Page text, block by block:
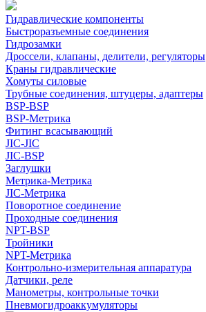
Гидравлические компоненты
Быстроразъемные соединения
Гидрозамки
Дроссели, клапаны, делители, регуляторы
Краны гидравлические
Хомуты силовые
Трубные соединения, штуцеры, адаптеры
BSP-BSP
BSP-Метрика
Фитинг всасывающий
JIC-JIC
JIC-BSP
Заглушки
Метрика-Метрика
JIC-Метрика
Поворотное соединение
Проходные соединения
NPT-BSP
Тройники
NPT-Метрика
Контрольно-измерительная аппаратура
Датчики, реле
Манометры, контрольные точки
Пневмогидроаккумуляторы